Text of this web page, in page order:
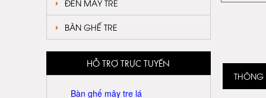
ĐÈN MÂY TRE
BÀN GHẾ TRE
HỖ TRỢ TRỰC TUYẾN
Bàn ghế mây tre lá
THÔNG